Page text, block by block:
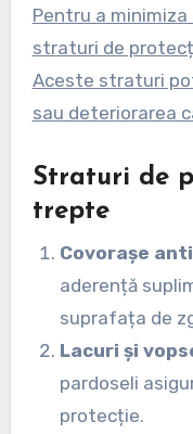
Pentru a
straturi de
Aceste straturi
sau deteriorarea
Straturi de
trepte
Covorașe
aderență
suprafața de
Lacuri și
pardoseli
protecție.